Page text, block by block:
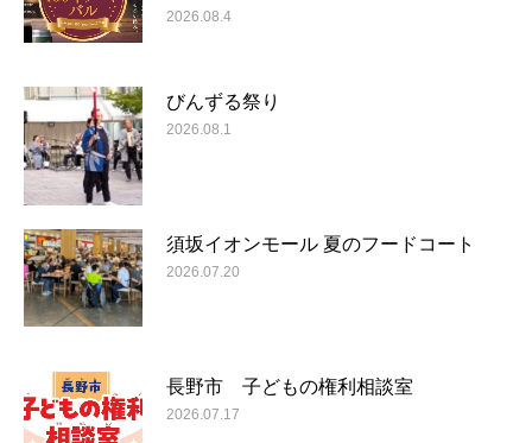
2026.08.4
びんずる祭り
2026.08.1
須坂イオンモール 夏のフードコート
2026.07.20
長野市 子どもの権利相談室
2026.07.17